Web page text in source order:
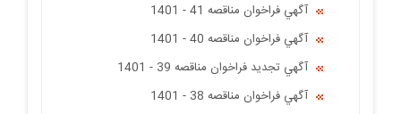
آگهي فراخوان مناقصه 41 - 1401
آگهي فراخوان مناقصه 40 - 1401
آگهي تجدید فراخوان مناقصه 39 - 1401
آگهي فراخوان مناقصه 38 - 1401